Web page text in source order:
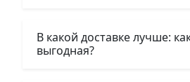
В какой доставке лучше:
выгодная?